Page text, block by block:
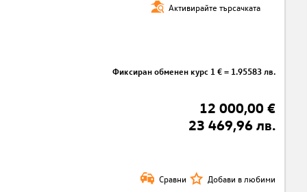
Активирайте търсачката
Фиксиран обменен курс 1 € = 1.95583 лв.
12 000,00 €
23 469,96 лв.
Сравни Добави в любими